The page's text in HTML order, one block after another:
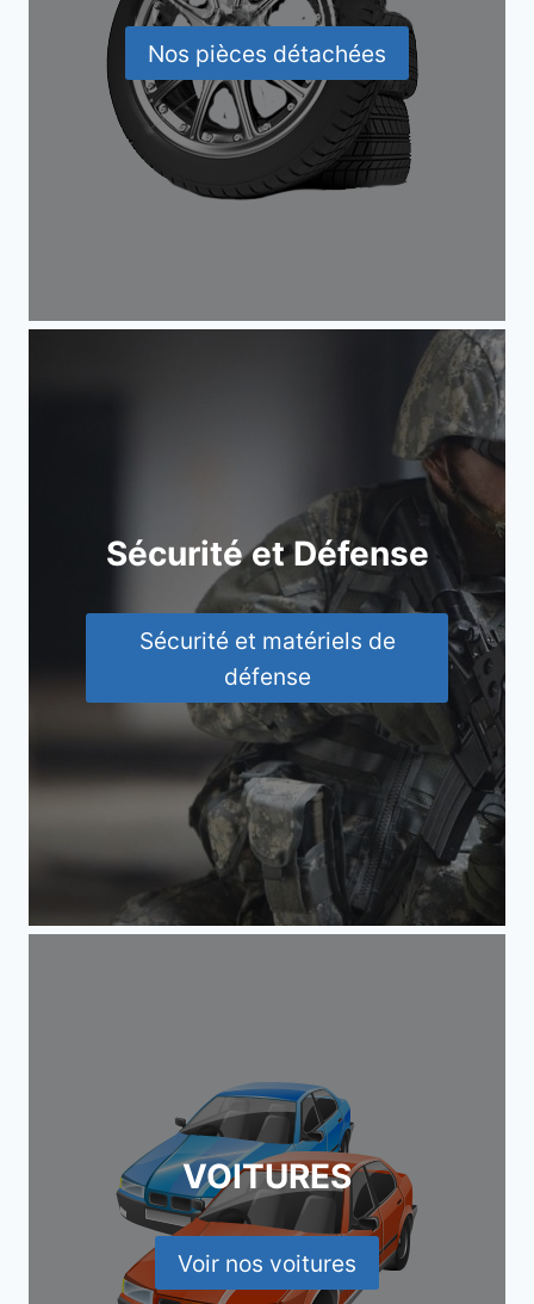
Nos pièces détachées
Sécurité et Défense
Sécurité et matériels de
défense
VOITURES
Voir nos voitures